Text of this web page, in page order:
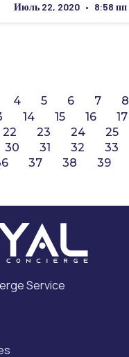
Июль 22, 2020 8:58 пп
4 5 6 7 8
14 15 16 17
22 23 24 25
30 31 32 33
37 38 39
Service